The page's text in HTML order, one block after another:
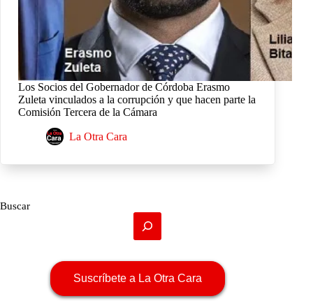
Los Socios del Gobernador de Córdoba Erasmo
Zuleta vinculados a la corrupción y que hacen parte la
Comisión Tercera de la Cámara
La Otra Cara
Buscar
Suscríbete a La Otra Cara